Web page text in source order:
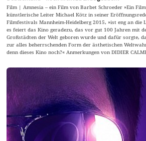
Film | Amnesia – ein Film von Barbet Schroeder »Ein
künstlerische Leiter Michael Kötz in seiner
Filmfestivals Mannheim-Heidelberg 2015, »ist eng an die
es feiert das Kino geradezu, das vor gut 100 Jahren mit
Großstädten der Welt geboren wurde und dafür sorgte,
zur alles beherrschenden Form der ästhetischen
denn dieses Kino noch?« Anmerkungen von DIDIER